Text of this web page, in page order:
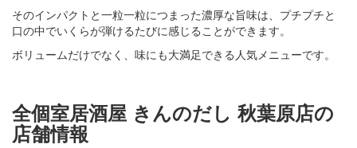
そのインパクトと一粒一粒につまった濃厚な旨味は、プチプチと
口の中でいくらが弾けるたびに感じることができます。
ボリュームだけでなく、味にも大満足できる人気メニューです。
全個室居酒屋 きんのだし 秋葉原店の
店舗情報